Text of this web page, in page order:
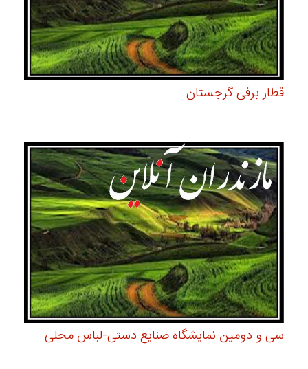
قطار برفی گرجستان
سی و دومین نمایشگاه صنایع دستی-لباس محلی